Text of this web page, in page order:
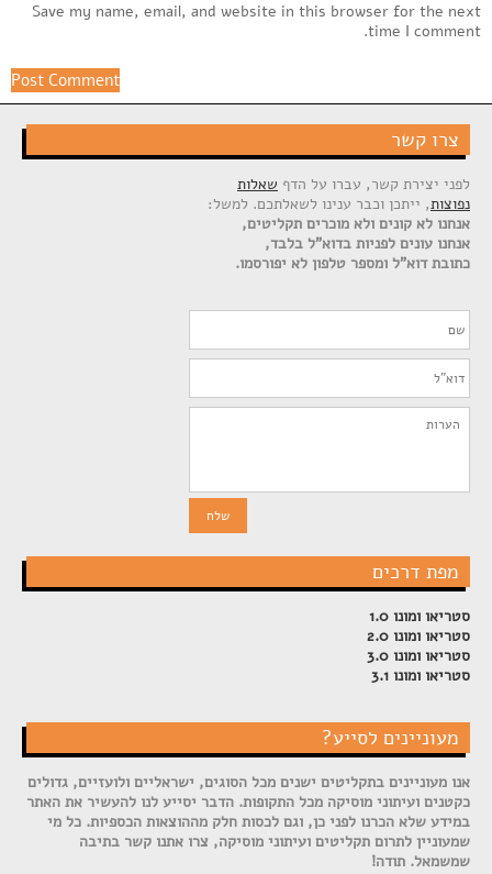
Save my name, email, and website in this browser for the next
time I comment.
צרו קשר
לפני יצירת קשר, עברו על הדף שאלות
נפוצות, ייתכן וכבר ענינו לשאלתכם. למשל:
אנחנו לא קונים ולא מוכרים תקליטים,
אנחנו עונים לפניות בדוא"ל בלבד,
כתובת דוא"ל ומספר טלפון לא יפורסמו.
מפת דרכים
סטריאו ומונו 1.0
סטריאו ומונו 2.0
סטריאו ומונו 3.0
סטריאו ומונו 3.1
מעוניינים לסייע?
אנו מעוניינים בתקליטים ישנים מכל הסוגים, ישראליים ולועזיים, גדולים
כקטנים ועיתוני מוסיקה מכל התקופות. הדבר יסייע לנו להעשיר את האתר
במידע שלא הכרנו לפני כן, וגם לכסות חלק מההוצאות הכספיות. כל מי
שמעוניין לתרום תקליטים ועיתוני מוסיקה, צרו אתנו קשר בתיבה
שמשמאל. תודה!